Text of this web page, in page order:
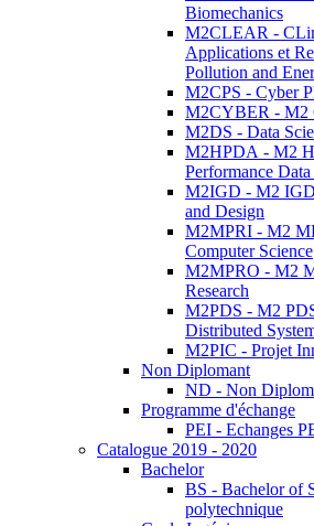
Biomechanics
M2CLEAR -
Applications et
Pollution and
M2CPS - Cyber
M2CYBER - M2
M2DS - Data
M2HPDA - M2
Performance
M2IGD - M2
and Design
M2MPRI - M2
Computer Science
M2MPRO - M2
Research
M2PDS - M2
Distributed
M2PIC - Projet
Non Diplomant
ND - Non
Programme d'échange
PEI - Echanges
Catalogue 2019 - 2020
Bachelor
BS - Bachelor of
polytechnique